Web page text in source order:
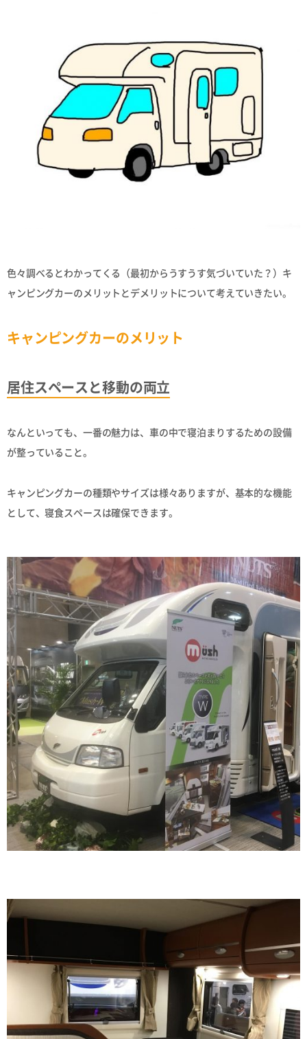
色々調べるとわかってくる（最初からうすうす気づいていた？）キ
ャンピングカーのメリットとデメリットについて考えていきたい。
キャンピングカーのメリット
居住スペースと移動の両立
なんといっても、一番の魅力は、車の中で寝泊まりするための設備
が整っていること。
キャンピングカーの種類やサイズは様々ありますが、基本的な機能
として、寝食スペースは確保できます。